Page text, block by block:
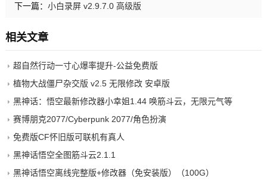
下一篇： 小白录屏 v2.9.7.0 高级版
相关文章
超自然行动一寸心爆率提升-公益免费版
植物大战僵尸杂交版 v2.5 无限修改 安卓版
黑神话：悟空最新修改器小幸姐1.44 唤筋斗云，无限元气等
赛博朋克2077/Cyberpunk 2077/角色扮演
免费版CF怀旧版可联机有真人
黑神话悟空全图筋斗云2.1.1
黑神话悟空离线完整版+修改器（免安装版）（100G）